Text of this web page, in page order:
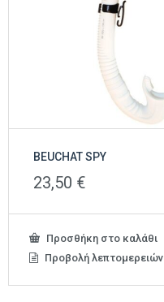
BEUCHAT SPY
23,50 €
Προσθήκη στο καλάθι
Προβολή λεπτομερειών